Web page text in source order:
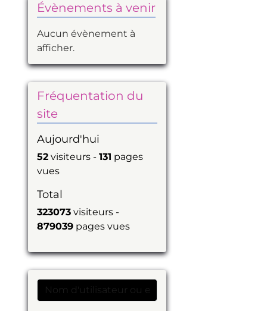
Évènements à venir
Aucun évènement à
afficher.
Fréquentation du
site
Aujourd'hui
52 visiteurs -131 pages
vues
Total
323073 visiteurs -
879039 pages vues